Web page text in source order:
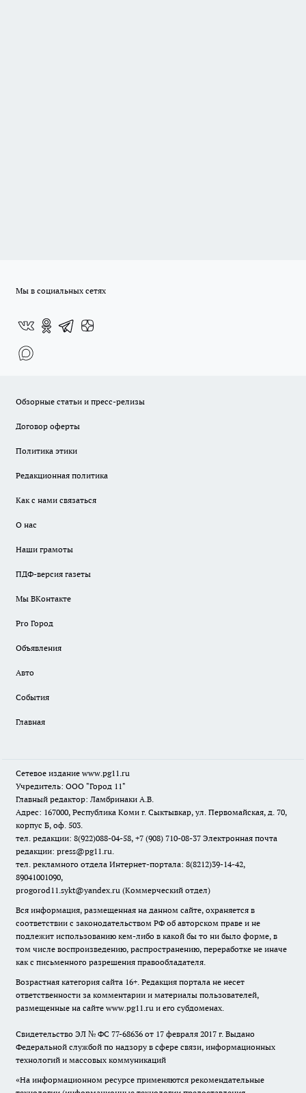
Мы в социальных сетях
Обзорные статьи и пресс-релизы
Договор оферты
Политика этики
Редакционная политика
Как с нами связаться
О нас
Наши грамоты
ПДФ-версия газеты
Мы ВКонтакте
Pro Город
Объявления
Авто
События
Главная
Сетевое издание www.pg11.ru
Учредитель: ООО "Город 11"
Главный редактор: Ламбринаки А.В.
Адрес: 167000, Республика Коми г. Сыктывкар, ул. Первомайская, д. 70,
корпус Б, оф. 503.
тел. редакции: 8(922)088-04-58, +7 (908) 710-08-37 Электронная почта
редакции: press@pg11.ru.
тел. рекламного отдела Интернет-портала: 8(8212)39-14-42,
89041001090,
progorod11.sykt@yandex.ru (Коммерческий отдел)
Вся информация, размещенная на данном сайте, охраняется в
соответствии с законодательством РФ об авторском праве и не
подлежит использованию кем-либо в какой бы то ни было форме, в
том числе воспроизведению, распространению, переработке не иначе
как с письменного разрешения правообладателя.
Возрастная категория сайта 16+. Редакция портала не несет
ответственности за комментарии и материалы пользователей,
размещенные на сайте www.pg11.ru и его субдоменах.
Свидетельство ЭЛ № ФС 77-68636 от 17 февраля 2017 г. Выдано
Федеральной службой по надзору в сфере связи, информационных
технологий и массовых коммуникаций
«На информационном ресурсе применяются рекомендательные